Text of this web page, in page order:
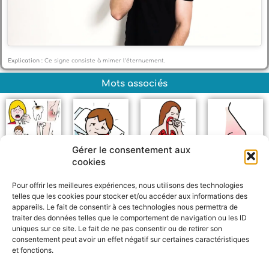
Gérer le consentement aux
cookies
Pour offrir les meilleures expériences, nous utilisons des technologies
telles que les cookies pour stocker et/ou accéder aux informations des
appareils. Le fait de consentir à ces technologies nous permettra de
traiter des données telles que le comportement de navigation ou les ID
uniques sur ce site. Le fait de ne pas consentir ou de retirer son
consentement peut avoir un effet négatif sur certaines caractéristiques
et fonctions.
Explication : Ce signe consiste à mimer l’éternuement.
Mots associés
Fièvre Rhume